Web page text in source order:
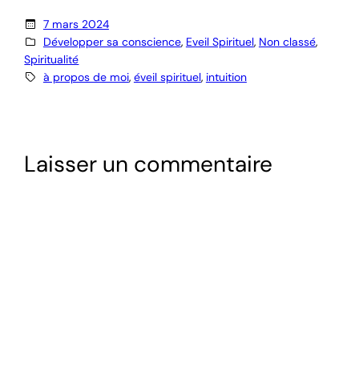
7 mars 2024
Développer sa conscience, Eveil Spirituel, Non classé,
Spiritualité
à propos de moi, éveil spirituel, intuition
Laisser un commentaire